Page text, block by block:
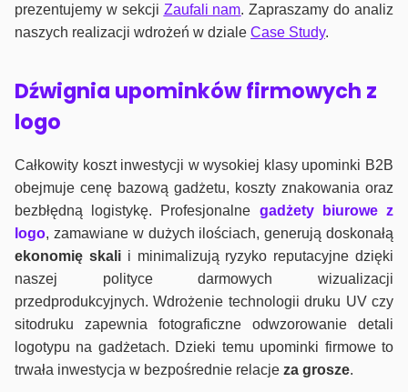
prezentujemy w sekcji Zaufali nam. Zapraszamy do analiz
naszych realizacji wdrożeń w dziale Case Study.
Dźwignia upominków firmowych z
logo
Całkowity koszt inwestycji w wysokiej klasy upominki B2B
obejmuje cenę bazową gadżetu, koszty znakowania oraz
bezbłędną logistykę. Profesjonalne gadżety biurowe z
logo, zamawiane w dużych ilościach, generują doskonałą
ekonomię skalii minimalizują ryzyko reputacyjne dzięki
naszej polityce darmowych wizualizacji
przedprodukcyjnych. Wdrożenie technologii druku UV czy
sitodruku zapewnia fotograficzne odwzorowanie detali
logotypu na gadżetach. Dzieki temu upominki firmowe to
trwała inwestycja w bezpośrednie relacje za grosze.